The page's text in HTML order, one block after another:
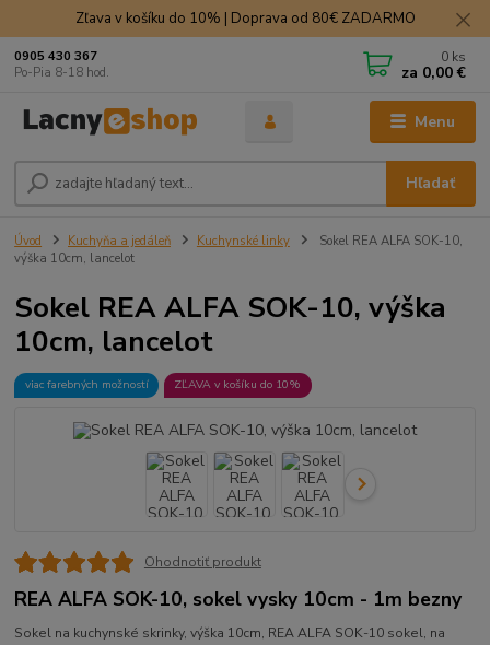
Zľava v košíku do 10% | Doprava od 80€ ZADARMO
Menu
Hľadať
0905 430 367
Po-Pia 8-18 hod.
0 ks
za 0,00 €
Úvod Kuchyňa a jedáleň Kuchynské linky
Sokel REA ALFA SOK-10,
výška 10cm, lancelot
Sokel REA ALFA SOK-10, výška
10cm, lancelot
viac farebných možností ZĽAVA v košíku do 10%
Ohodnotiť produkt
REA ALFA SOK-10, sokel vysky 10cm - 1m bezny
Sokel na kuchynské skrinky, výška 10cm, REA ALFA SOK-10 sokel, na